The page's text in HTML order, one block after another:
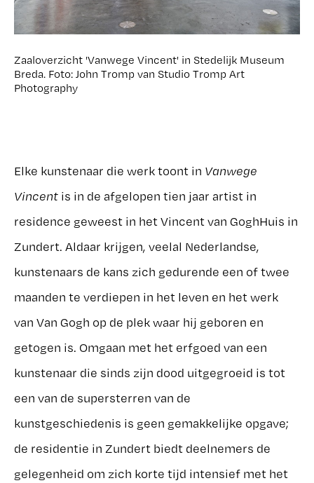
Zaaloverzicht 'Vanwege Vincent' in Stedelijk Museum
Breda. Foto: John Tromp van Studio Tromp Art
Photography
Elke kunstenaar die werk toont in Vanwege
Vincent is in de afgelopen tien jaar artist in
residence geweest in het Vincent van GoghHuis in
Zundert. Aldaar krijgen, veelal Nederlandse,
kunstenaars de kans zich gedurende een of twee
maanden te verdiepen in het leven en het werk
van Van Gogh op de plek waar hij geboren en
getogen is. Omgaan met het erfgoed van een
kunstenaar die sinds zijn dood uitgegroeid is tot
een van de supersterren van de
kunstgeschiedenis is geen gemakkelijke opgave;
de residentie in Zundert biedt deelnemers de
gelegenheid om zich korte tijd intensief met het